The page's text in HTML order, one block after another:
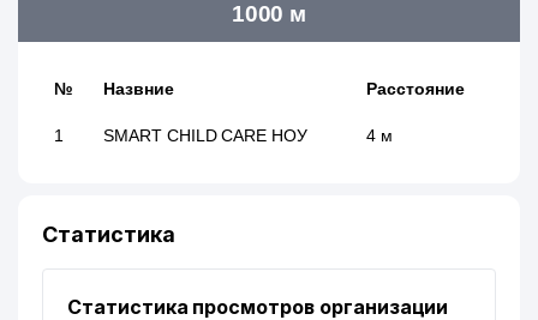
1000 м
№ Назвние Расстояние
1 SMART CHILD CARE НОУ 4 м
Статистика
Статистика просмотров организации